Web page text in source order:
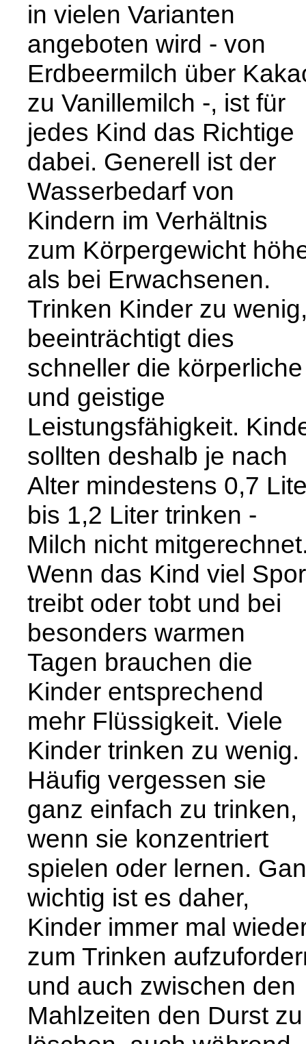
in vielen Varianten
angeboten wird - von
Erdbeermilch über
zu Vanillemilch -, ist für
jedes Kind das Richtige
dabei. Generell ist der
Wasserbedarf von
Kindern im Verhältnis
zum Körpergewicht
als bei Erwachsenen.
Trinken Kinder zu
beeinträchtigt dies
schneller die körperliche
und geistige
Leistungsfähigkeit.
sollten deshalb je nach
Alter mindestens 0,7
bis 1,2 Liter trinken -
Milch nicht
Wenn das Kind viel
treibt oder tobt und bei
besonders warmen
Tagen brauchen die
Kinder entsprechend
mehr Flüssigkeit. Viele
Kinder trinken zu wenig.
Häufig vergessen sie
ganz einfach zu trinken,
wenn sie konzentriert
spielen oder lernen.
wichtig ist es daher,
Kinder immer mal
zum Trinken
und auch zwischen den
Mahlzeiten den Durst zu